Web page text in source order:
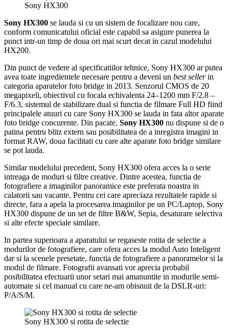
Sony HX300
Sony HX300 se lauda si cu un sistem de focalizare nou care,
conform comunicatului oficial este capabil sa asigure punerea la
punct intr-un timp de doua ori mai scurt decat in cazul modelului
HX200.
Din punct de vedere al specificatiilor tehnice, Sony HX300 ar putea
avea toate ingredientele necesare pentru a deveni un best sellerin
categoria aparatelor foto bridge in 2013. Senzorul CMOS de 20
megapixeli, obiectivul cu focala echivalenta 24–1200 mm F/2.8 –
F/6.3, sistemul de stabilizare dual si functia de filmare Full HD fiind
principalele atuuri cu care Sony HX300 se lauda in fata altor aparate
foto bridge concurente. Din pacate, Sony HX300 nu dispune si de o
patina pentru blitz extern sau posibilitatea de a inregistra imagini in
format RAW, doua facilitati cu care alte aparate foto bridge similare
se pot lauda.
Similar modelului precedent, Sony HX300 ofera acces la o serie
intreaga de moduri si filtre creative. Dintre acestea, functia de
fotografiere a imaginilor panoramice este preferata noastra in
calatorii sau vacante. Pentru cei care apreciaza rezultatele rapide si
directe, fara a apela la procesarea imaginilor pe un PC/Laptop, Sony
HX300 dispune de un set de filtre B&W, Sepia, desaturare selectiva
si alte efecte speciale similare.
In partea superioara a aparatului se regaseste rotita de selectie a
modurilor de fotografiere, care ofera acces la modul Auto Inteligent
dar si la scenele presetate, functia de fotografiere a panoramelor si la
modul de filmare. Fotografii avansati vor aprecia probabil
posibilitatea efectuarii unor setari mai amanuntite in modurile semi-
automate si cel manual cu care ne-am obisnuit de la DSLR-uri:
P/A/S/M.
Sony HX300 si rotita de selectie